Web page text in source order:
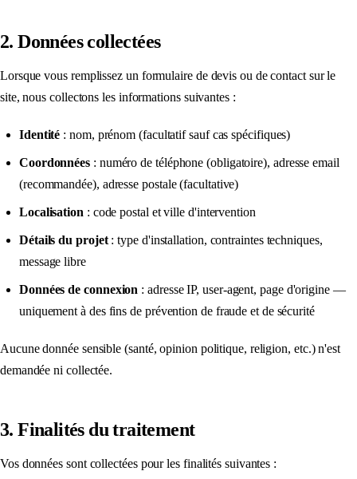
2. Données collectées
Lorsque vous remplissez un formulaire de devis ou de contact sur le
site, nous collectons les informations suivantes :
Identité : nom, prénom (facultatif sauf cas spécifiques)
Coordonnées : numéro de téléphone (obligatoire), adresse email
(recommandée), adresse postale (facultative)
Localisation : code postal et ville d'intervention
Détails du projet: type d'installation, contraintes techniques,
message libre
Données de connexion : adresse IP, user-agent, page d'origine —
uniquement à des fins de prévention de fraude et de sécurité
Aucune donnée sensible (santé, opinion politique, religion, etc.) n'est
demandée ni collectée.
3. Finalités du traitement
Vos données sont collectées pour les finalités suivantes :